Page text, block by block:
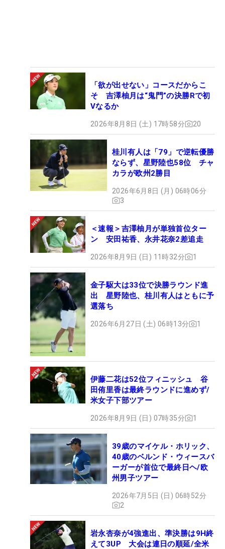
「欲が出せない」コースだからこ
そ 吉澤柚月は“鬼門”の決勝Rで初
Vなるか
2026年8月8日 (土) 17時58分 20
桂川有人は「79」で逆転優勝
ならず、星野陸也58位 チャ
カラが欧州2勝目
2026年6月8日 (月) 06時06分
3
＜速報＞吉澤柚月が単独首位ター
ン 安田祐香、永井花奈2差追走
2026年8月9日 (日) 11時32分 1
金子駆大は33位で決勝ラウンド進
出 星野陸也、桂川有人はともに予
選落ち
2026年6月27日 (土) 06時13分 1
伊藤二花は52位フィニッシュ 谷
田侑里香は最終ラウンドに進めず/
米女子下部ツアー
2026年8月9日 (日) 07時35分 1
39歳のマイケル・ホリック、
40歳のベルンド・ウィースバ
ーガーが首位で最終日ヘ/欧
州男子ツアー
2026年7月5日 (日) 06時52分
2
岩永杏奈が4強進出、準決勝は9H終
えて3UP 大会は連日の順延/全米